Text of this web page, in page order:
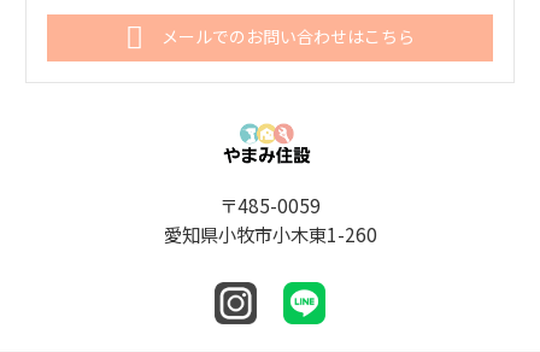
メールでのお問い合わせはこちら
〒485-0059
愛知県小牧市小木東1-260